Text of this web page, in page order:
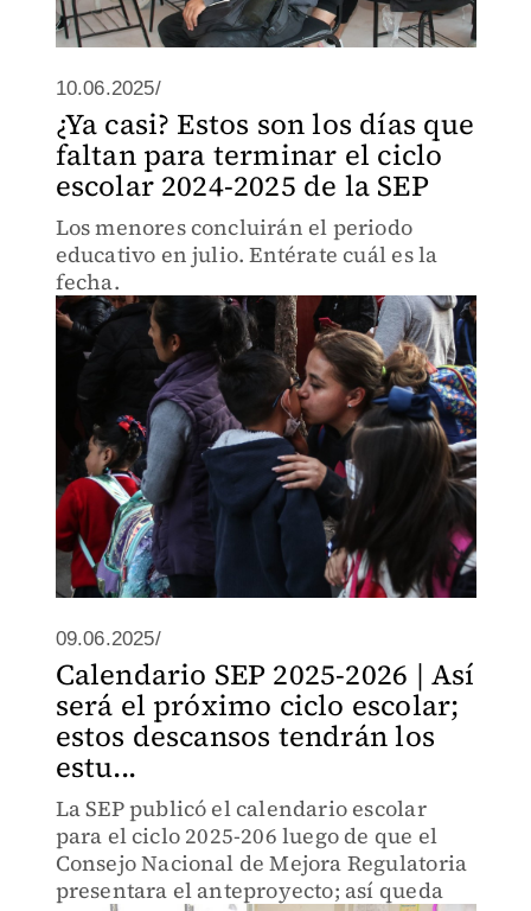
10.06.2025/
¿Ya casi? Estos son los días que
faltan para terminar el ciclo
escolar 2024-2025 de la SEP
Los menores concluirán el periodo
educativo en julio. Entérate cuál es la
fecha.
09.06.2025/
Calendario SEP 2025-2026 | Así
será el próximo ciclo escolar;
estos descansos tendrán los
estu...
La SEP publicó el calendario escolar
para el ciclo 2025-206 luego de que el
Consejo Nacional de Mejora Regulatoria
presentara el anteproyecto; así queda